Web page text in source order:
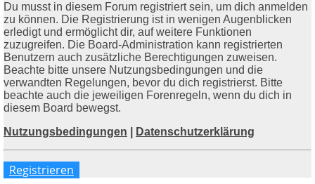
Du musst in diesem Forum registriert sein, um dich anmelden
zu können. Die Registrierung ist in wenigen Augenblicken
erledigt und ermöglicht dir, auf weitere Funktionen
zuzugreifen. Die Board-Administration kann registrierten
Benutzern auch zusätzliche Berechtigungen zuweisen.
Beachte bitte unsere Nutzungsbedingungen und die
verwandten Regelungen, bevor du dich registrierst. Bitte
beachte auch die jeweiligen Forenregeln, wenn du dich in
diesem Board bewegst.
Nutzungsbedingungen
Datenschutzerklärung
Registrieren